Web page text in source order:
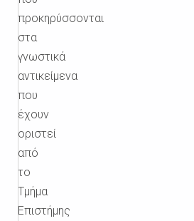
προκηρύσσονται
στα
γνωστικά
αντικείμενα
που
έχουν
οριστεί
από
το
Τμήμα
Επιστήμης